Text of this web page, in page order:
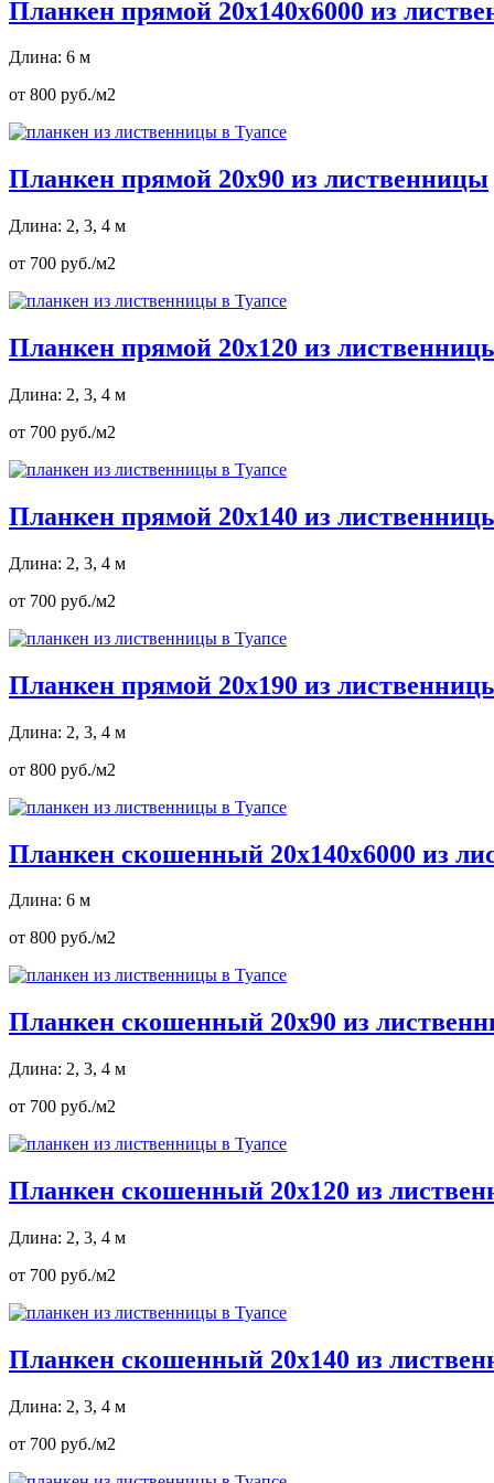
Планкен прямой 20х140х6000 из
Длина: 6 м
от 800 руб./м2
Планкен прямой 20х90 из лиственницы
Длина: 2, 3, 4 м
от 700 руб./м2
Планкен прямой 20х120 из
Длина: 2, 3, 4 м
от 700 руб./м2
Планкен прямой 20х140 из
Длина: 2, 3, 4 м
от 700 руб./м2
Планкен прямой 20х190 из
Длина: 2, 3, 4 м
от 800 руб./м2
Планкен скошенный 20х140х6000 из
Длина: 6 м
от 800 руб./м2
Планкен скошенный 20х90 из
Длина: 2, 3, 4 м
от 700 руб./м2
Планкен скошенный 20х120 из
Длина: 2, 3, 4 м
от 700 руб./м2
Планкен скошенный 20х140 из
Длина: 2, 3, 4 м
от 700 руб./м2